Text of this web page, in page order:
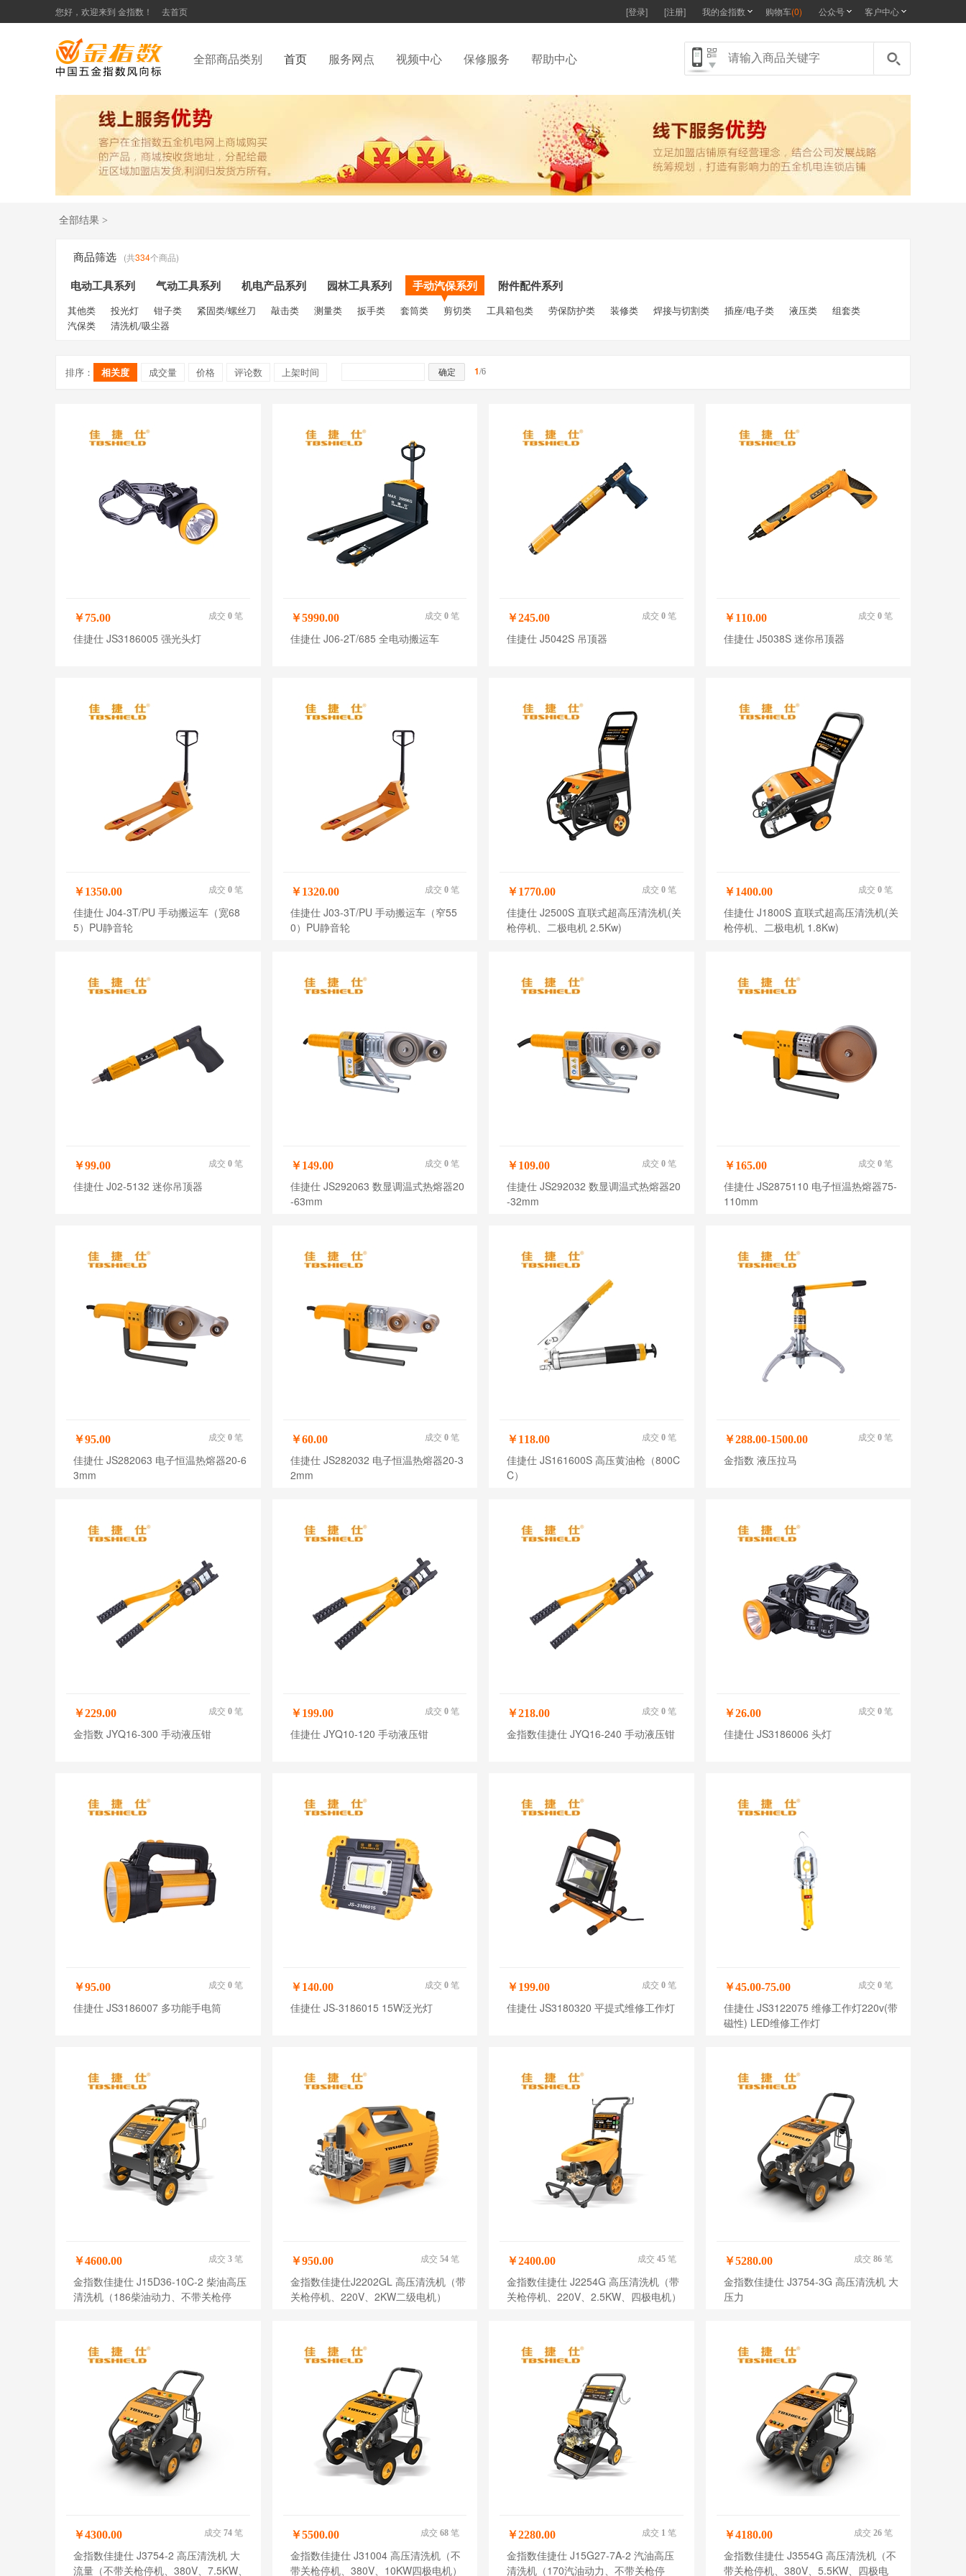
您好，欢迎来到 金指数！ 去首页 [登录] [注册] 我的金指数 购物车(0) 公众号 客户中心
全部商品类别 首页 服务网点 视频中心 保修服务 帮助中心
全部结果 >
商品筛选 (共334个商品)
电动工具系列 气动工具系列 机电产品系列 园林工具系列
▼
手动汽保系列 附件配件系列
其他类 投光灯 钳子类 紧固类/螺丝刀 敲击类 测量类 扳手类 套筒类 剪切类 工具箱包类 劳保防护类 装修类 焊接与切割类 插座/电子类 液压类
组套类
汽保类
清洗机/吸尘器
排序： 相关度 成交量 价格 评论数 上架时间 1/6
￥75.00 成交 0 笔
佳捷仕 JS3186005 强光头灯
￥5990.00 成交 0 笔
佳捷仕 J06-2T/685 全电动搬运车
￥245.00 成交 0 笔
佳捷仕 J5042S 吊顶器
￥110.00 成交 0 笔
佳捷仕 J5038S 迷你吊顶器
￥1350.00 成交 0 笔
佳捷仕 J04-3T/PU 手动搬运车（宽68
5）PU静音轮
￥1320.00 成交 0 笔
佳捷仕 J03-3T/PU 手动搬运车（窄55
0）PU静音轮
￥1770.00 成交 0 笔
佳捷仕 J2500S 直联式超高压清洗机(关
枪停机、二极电机 2.5Kw)
￥1400.00 成交 0 笔
佳捷仕 J1800S 直联式超高压清洗机(关
枪停机、二极电机 1.8Kw)
￥99.00 成交 0 笔
佳捷仕 J02-5132 迷你吊顶器
￥149.00 成交 0 笔
佳捷仕 JS292063 数显调温式热熔器20
-63mm
￥109.00 成交 0 笔
佳捷仕 JS292032 数显调温式热熔器20
-32mm
￥165.00 成交 0 笔
佳捷仕 JS2875110 电子恒温热熔器75-
110mm
￥95.00 成交 0 笔
佳捷仕 JS282063 电子恒温热熔器20-6
3mm
￥60.00 成交 0 笔
佳捷仕 JS282032 电子恒温热熔器20-3
2mm
￥118.00 成交 0 笔
佳捷仕 JS161600S 高压黄油枪（800C
C）
￥288.00-1500.00 成交 0 笔
金指数 液压拉马
￥229.00 成交 0 笔
金指数 JYQ16-300 手动液压钳
￥199.00 成交 0 笔
佳捷仕 JYQ10-120 手动液压钳
￥218.00 成交 0 笔
金指数佳捷仕 JYQ16-240 手动液压钳
￥26.00 成交 0 笔
佳捷仕 JS3186006 头灯
￥95.00 成交 0 笔
佳捷仕 JS3186007 多功能手电筒
￥140.00 成交 0 笔
佳捷仕 JS-3186015 15W泛光灯
￥199.00 成交 0 笔
佳捷仕 JS3180320 平提式维修工作灯
￥45.00-75.00 成交 0 笔
佳捷仕 JS3122075 维修工作灯220v(带
磁性) LED维修工作灯
￥4600.00 成交 3 笔
金指数佳捷仕 J15D36-10C-2 柴油高压
清洗机（186柴油动力、不带关枪停
￥950.00 成交 54 笔
金指数佳捷仕J2202GL 高压清洗机（带
关枪停机、220V、2KW二级电机）
￥2400.00 成交 45 笔
金指数佳捷仕 J2254G 高压清洗机（带
关枪停机、220V、2.5KW、四极电机）
￥5280.00 成交 86 笔
金指数佳捷仕 J3754-3G 高压清洗机 大
压力
￥4300.00 成交 74 笔
金指数佳捷仕 J3754-2 高压清洗机 大
流量（不带关枪停机、380V、7.5KW、
￥5500.00 成交 68 笔
金指数佳捷仕 J31004 高压清洗机（不
带关枪停机、380V、10KW四极电机）
￥2280.00 成交 1 笔
金指数佳捷仕 J15G27-7A-2 汽油高压
清洗机（170汽油动力、不带关枪停
￥4180.00 成交 26 笔
金指数佳捷仕 J3554G 高压清洗机（不
带关枪停机、380V、5.5KW、四极电